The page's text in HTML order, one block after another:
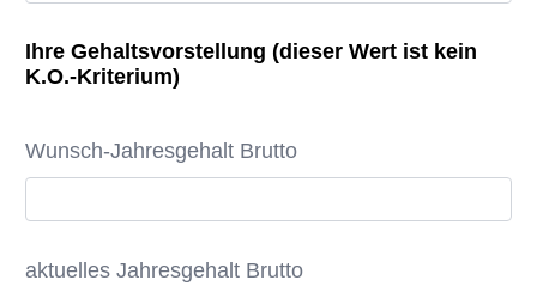
Ihre Gehaltsvorstellung (dieser Wert ist kein
K.O.-Kriterium)
Wunsch-Jahresgehalt Brutto
aktuelles Jahresgehalt Brutto